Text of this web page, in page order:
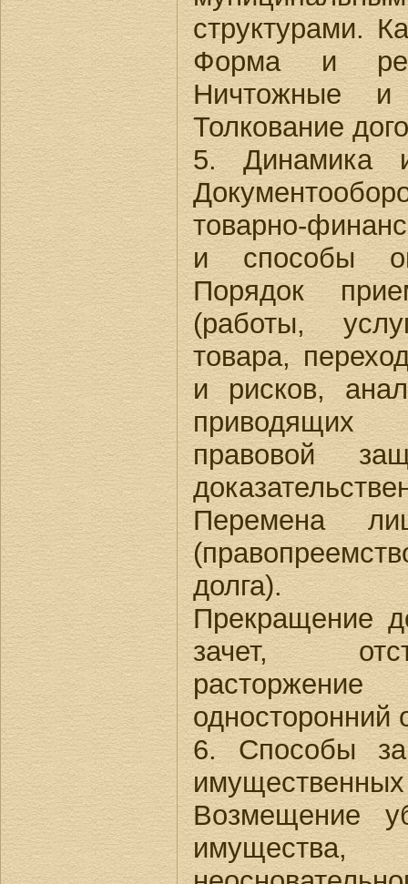
структурами.
Форма и
Ничтожные и
Толкование
5. Динамика
товарно-
и способы
Порядок
(работы,
товара,
и рисков,
правовой
Перемена
долга).
Прекращение
зачет,
односторонний
6. Способы
Возмещение